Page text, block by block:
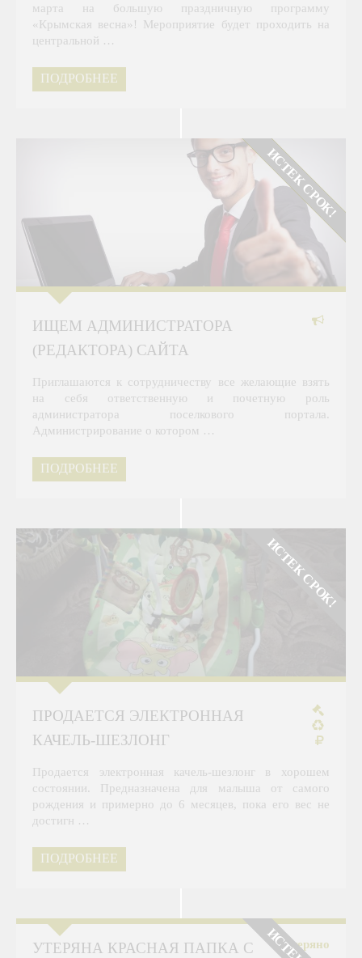
марта на большую праздничную программу
«Крымская весна»! Мероприятие будет проходить на
центральной …
ПОДРОБНЕЕ
РЕКОМЕНДУЕМ
ИСТЕК СРОК!
ИЩЕМ АДМИНИСТРАТОРА
(РЕДАКТОРА) САЙТА
Приглашаются к сотрудничеству все желающие взять
на себя ответственную и почетную роль
администратора поселкового портала.
Администрирование о котором …
ПОДРОБНЕЕ
ИСТЕК СРОК!
ПРОДАЕТСЯ ЭЛЕКТРОННАЯ
КАЧЕЛЬ-ШЕЗЛОНГ
Продается электронная качель-шезлонг в хорошем
состоянии. Предназначена для малыша от самого
рождения и примерно до 6 месяцев, пока его вес не
достигн …
ПОДРОБНЕЕ
Утеряно
УТЕРЯНА КРАСНАЯ ПАПКА С